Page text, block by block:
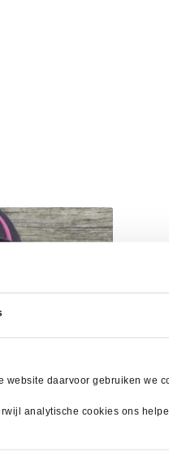
daarvoor gebruiken we
analytische cookies ons